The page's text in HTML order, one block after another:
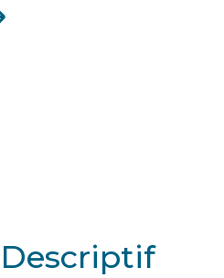
descriptif